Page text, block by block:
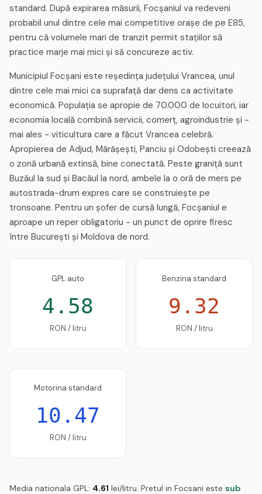
standard. După expirarea măsurii, Focșaniul va redeveni
probabil unul dintre cele mai competitive orașe de pe E85,
pentru că volumele mari de tranzit permit stațiilor să
practice marje mai mici și să concureze activ.
Municipiul Focșani este reședința județului Vrancea, unul
dintre cele mai mici ca suprafață dar dens ca activitate
economică. Populația se apropie de 70.000 de locuitori, iar
economia locală combină servicii, comerț, agroindustrie și -
mai ales - viticultura care a făcut Vrancea celebră.
Apropierea de Adjud, Mărășești, Panciu și Odobești creează
o zonă urbană extinsă, bine conectată. Peste graniță sunt
Buzăul la sud și Bacăul la nord, ambele la o oră de mers pe
autostrada-drum expres care se construiește pe
tronsoane. Pentru un șofer de cursă lungă, Focșaniul e
aproape un reper obligatoriu - un punct de oprire firesc
între București și Moldova de nord.
GPL auto
4.58
RON / litru
Benzina standard
9.32
RON / litru
Motorina standard
10.47
RON / litru
Media nationala GPL: 4.61 lei/litru. Pretul in Focsani este sub